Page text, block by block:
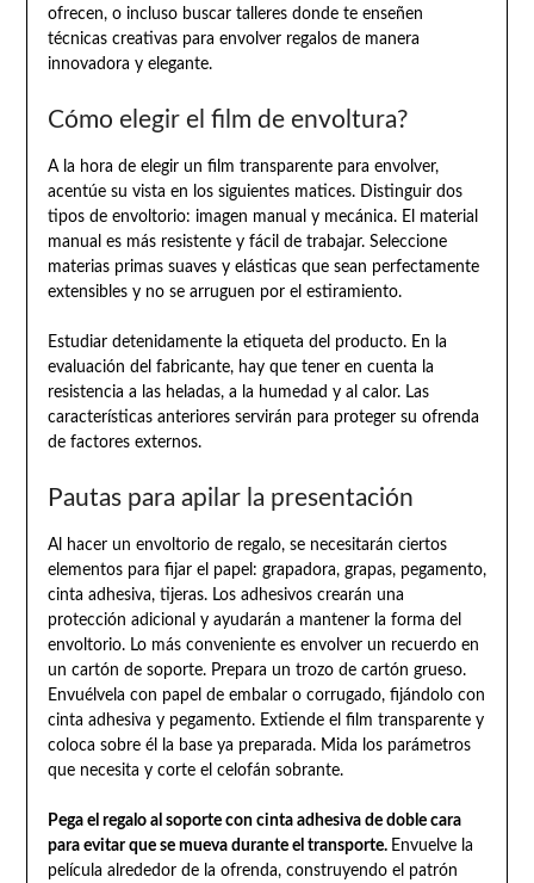
ofrecen, o incluso buscar talleres donde te enseñen
técnicas creativas para envolver regalos de manera
innovadora y elegante.
Cómo elegir el film de envoltura?
A la hora de elegir un film transparente para envolver,
acentúe su vista en los siguientes matices. Distinguir dos
tipos de envoltorio: imagen manual y mecánica. El material
manual es más resistente y fácil de trabajar. Seleccione
materias primas suaves y elásticas que sean perfectamente
extensibles y no se arruguen por el estiramiento.
Estudiar detenidamente la etiqueta del producto. En la
evaluación del fabricante, hay que tener en cuenta la
resistencia a las heladas, a la humedad y al calor. Las
características anteriores servirán para proteger su ofrenda
de factores externos.
Pautas para apilar la presentación
Al hacer un envoltorio de regalo, se necesitarán ciertos
elementos para fijar el papel: grapadora, grapas, pegamento,
cinta adhesiva, tijeras. Los adhesivos crearán una
protección adicional y ayudarán a mantener la forma del
envoltorio. Lo más conveniente es envolver un recuerdo en
un cartón de soporte. Prepara un trozo de cartón grueso.
Envuélvela con papel de embalar o corrugado, fijándolo con
cinta adhesiva y pegamento. Extiende el film transparente y
coloca sobre él la base ya preparada. Mida los parámetros
que necesita y corte el celofán sobrante.
Pega el regalo al soporte con cinta adhesiva de doble cara
para evitar que se mueva durante el transporte. Envuelve la
película alrededor de la ofrenda, construyendo el patrón